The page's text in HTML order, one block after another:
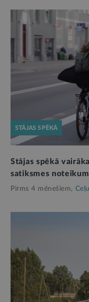
STĀJAS SPĒKĀ
Stājas spēkā
satiksmes
Pirms 4 mēnešiem,